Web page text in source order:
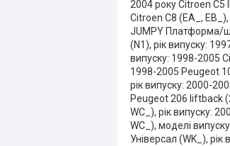
2004 року Citroen C5
Citroen C8 (EA_,
JUMPY Платформа/
(N1), рік випуску:
випуску: 1998-2005
1998-2005 Peugeot
рік випуску: 2000-
Peugeot 206 liftback
WC_), рік випуску:
WC_), моделі
Універсал (WK_),